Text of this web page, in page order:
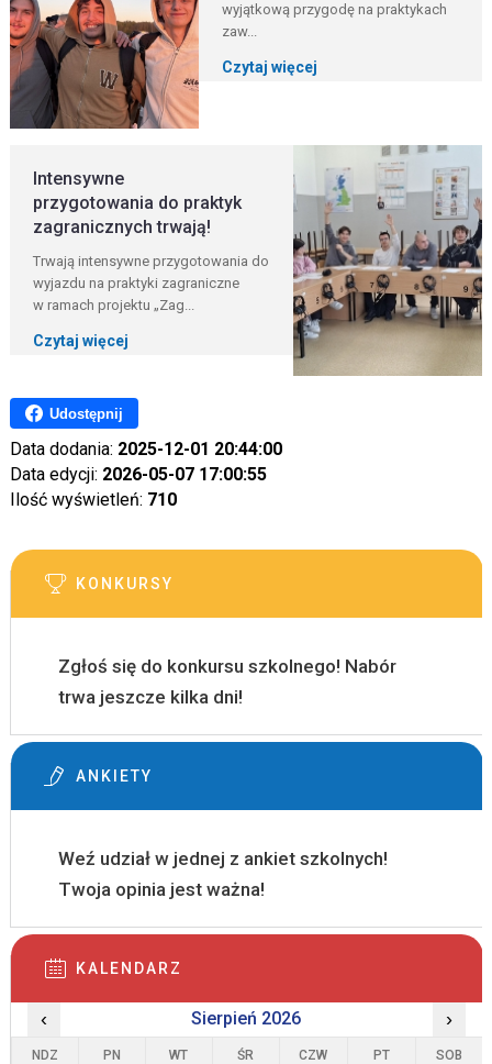
wyjątkową przygodę na praktykach
zaw...
Czytaj więcej
Intensywne
przygotowania do praktyk
zagranicznych trwają!
Trwają intensywne przygotowania do
wyjazdu na praktyki zagraniczne
w ramach projektu „Zag...
Czytaj więcej
Udostępnij
Data dodania: 2025-12-01 20:44:00
Data edycji: 2026-05-07 17:00:55
Ilość wyświetleń: 710
KONKURSY
Zgłoś się do konkursu szkolnego! Nabór
trwa jeszcze kilka dni!
ANKIETY
Weź udział w jednej z ankiet szkolnych!
Twoja opinia jest ważna!
KALENDARZ
‹ Sierpień 2026 ›
NDZ PN WT ŚR CZW PT SOB